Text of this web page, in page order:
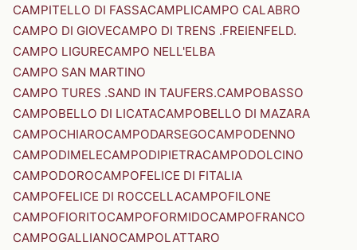
CAMPITELLO DI FASSACAMPLICAMPO CALABRO
CAMPO DI GIOVECAMPO DI TRENS .FREIENFELD.
CAMPO LIGURECAMPO NELL'ELBA
CAMPO SAN MARTINO
CAMPO TURES .SAND IN TAUFERS.CAMPOBASSO
CAMPOBELLO DI LICATACAMPOBELLO DI MAZARA
CAMPOCHIAROCAMPODARSEGOCAMPODENNO
CAMPODIMELECAMPODIPIETRACAMPODOLCINO
CAMPODOROCAMPOFELICE DI FITALIA
CAMPOFELICE DI ROCCELLACAMPOFILONE
CAMPOFIORITOCAMPOFORMIDOCAMPOFRANCO
CAMPOGALLIANOCAMPOLATTARO